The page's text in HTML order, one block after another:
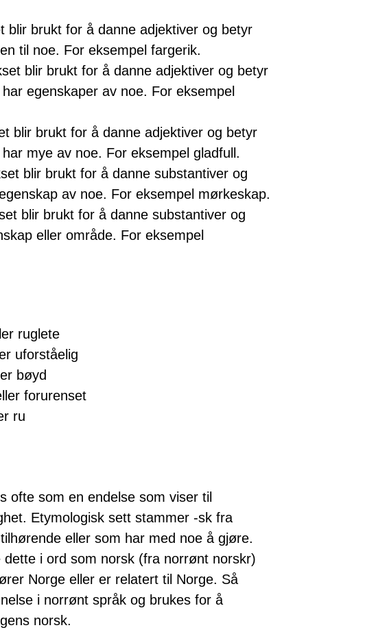
blir brukt for å danne adjektiver og betyr
til noe. For eksempel fargerik.
blir brukt for å danne adjektiver og betyr
egenskaper av noe. For eksempel
blir brukt for å danne adjektiver og betyr
mye av noe. For eksempel gladfull.
blir brukt for å danne substantiver og
av noe. For eksempel mørkeskap.
blir brukt for å danne substantiver og
eller område. For eksempel
ruglete
uforståelig
bøyd
forurenset
ru
ofte som en endelse som viser til
Etymologisk sett stammer -sk fra
eller som har med noe å gjøre.
dette i ord som norsk (fra norrønt norskr)
Norge eller er relatert til Norge. Så
i norrønt språk og brukes for å
norsk.